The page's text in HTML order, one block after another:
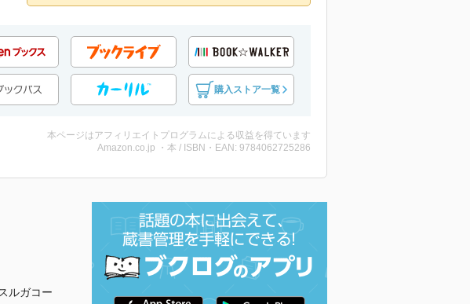
購入ストア一覧
本ページはアフィリエイトプログラムによる収益を得ています
Amazon.co.jp ・本 / ISBN・EAN: 9784062725286
ルガコー